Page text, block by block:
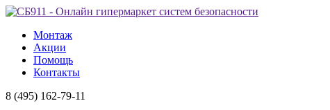
Монтаж
Акции
Помощь
Контакты
8 (495) 162-79-11